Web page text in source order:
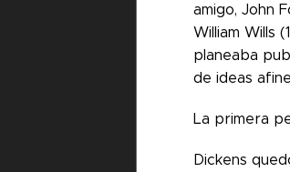
amigo, John
William Wills
planeaba
de ideas
La primera
Dickens